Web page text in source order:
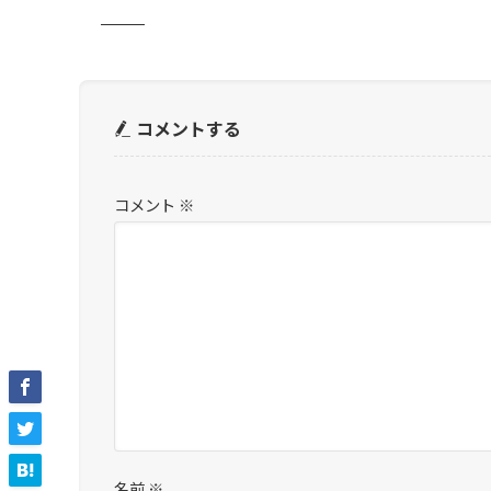
コメントする
コメント ※